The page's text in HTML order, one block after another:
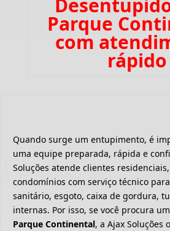
Parque
com
rápido
Quando surge um entupimento, é
uma equipe preparada, rápida e
Soluções atende clientes
condomínios com serviço técnico
sanitário, esgoto, caixa de gordura,
internas. Por isso, se você procura
Parque Continental, a Ajax Soluções